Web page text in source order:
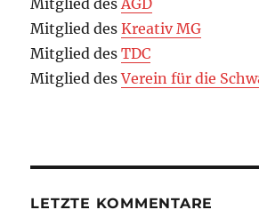
Mitglied desAGD
Mitglied desKreativ MG
Mitglied desTDC
Mitglied desVerein für die
LETZTE KOMMENTARE